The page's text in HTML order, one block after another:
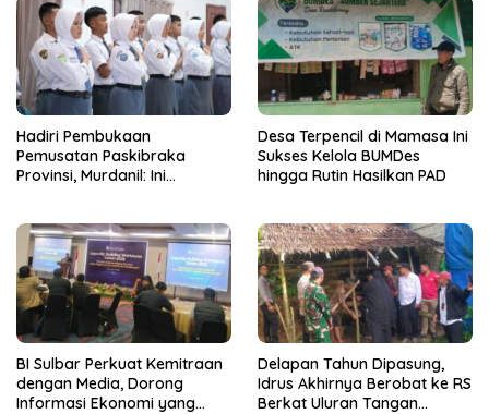
Hadiri Pembukaan
Pemusatan Paskibraka
Provinsi, Murdanil: Ini
Desa Terpencil di Mamasa Ini
Sukses Kelola BUMDes
hingga Rutin Hasilkan PAD
BI Sulbar Perkuat Kemitraan
dengan Media, Dorong
Informasi Ekonomi yang
Delapan Tahun Dipasung,
Idrus Akhirnya Berobat ke RS
Berkat Uluran Tangan